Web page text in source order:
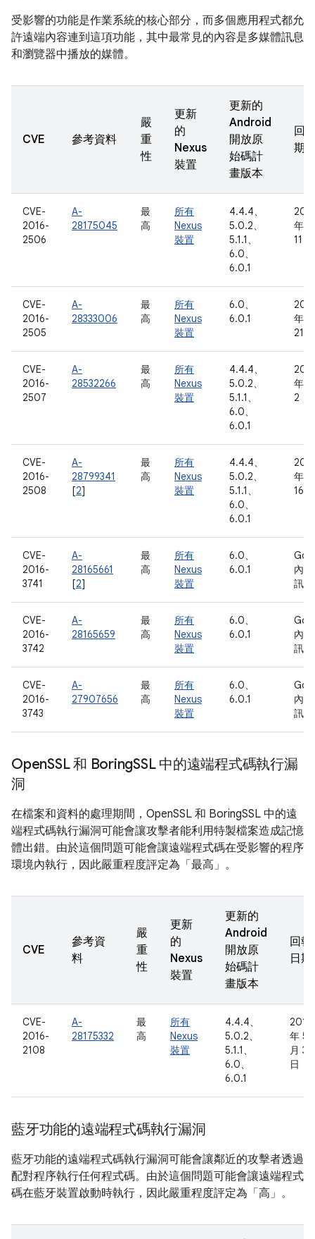
受影響的功能是作業系統的核心部分，而多個應用程式都允
許遠端內容連到這項功能，其中最常見的內容是多媒體訊息
和瀏覽器中播放的媒體。
CVE 參考資料
嚴
重
性
更新
的
Nexus
裝置
更新的
Android
開放原
始碼計
畫版本
回
期
CVE-
2016-
2506
A-
28175045
最
高
所有
Nexus
裝置
4.4.4、
5.0.2、
5.1.1、
6.0、
6.0.1
年 4
11 日
CVE-
2016-
2505
A-
28333006
最
高
所有
Nexus
裝置
6.0、
6.0.1
年 4
21
CVE-
2016-
2507
A-
28532266
最
高
所有
Nexus
裝置
4.4.4、
5.0.2、
5.1.1、
6.0、
6.0.1
年 5
2 日
CVE-
2016-
2508
A-
28799341
[2]
最
高
所有
Nexus
裝置
4.4.4、
5.0.2、
5.1.1、
6.0、
6.0.1
年 5
16
CVE-
2016-
3741
A-
28165661
[2]
最
高
所有
Nexus
裝置
6.0、
6.0.1
內
訊
CVE-
2016-
3742
A-
28165659
最
高
所有
Nexus
裝置
6.0、
6.0.1
內
訊
CVE-
2016-
3743
A-
27907656
最
高
所有
Nexus
裝置
6.0、
6.0.1
內
訊
OpenSSL 和 BoringSSL 中的遠端程式碼執行漏
洞
在檔案和資料的處理期間，OpenSSL 和 BoringSSL 中的遠
端程式碼執行漏洞可能會讓攻擊者能利用特製檔案造成記憶
體出錯。由於這個問題可能會讓遠端程式碼在受影響的程序
環境內執行，因此嚴重程度評定為「最高」。
CVE
參考資
料
嚴
重
性
更新
的
Nexus
裝置
更新的
Android
開放原
始碼計
畫版本
回報
日期
CVE-
2016-
2108
A-
28175332
最
高
所有
Nexus
裝置
4.4.4、
5.0.2、
5.1.1、
6.0、
6.0.1
2016
年 5
月 3
日
藍牙功能的遠端程式碼執行漏洞
藍牙功能的遠端程式碼執行漏洞可能會讓鄰近的攻擊者透過
配對程序執行任何程式碼。由於這個問題可能會讓遠端程式
碼在藍牙裝置啟動時執行，因此嚴重程度評定為「高」。